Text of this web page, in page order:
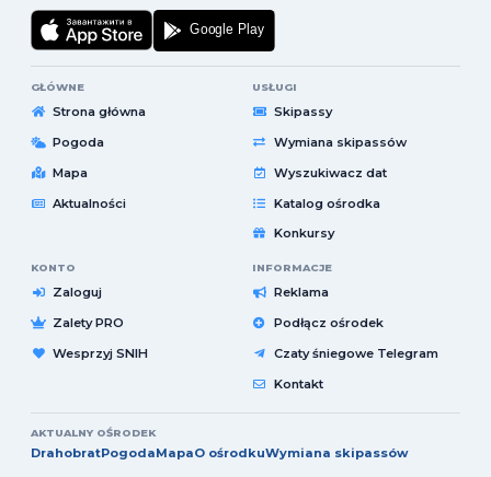
GŁÓWNE
Strona główna
Pogoda
Mapa
Aktualności
USŁUGI
Skipassy
Wymiana skipassów
Wyszukiwacz dat
Katalog ośrodka
Konkursy
KONTO
Zaloguj
Zalety PRO
Wesprzyj SNIH
INFORMACJE
Reklama
Podłącz ośrodek
Czaty śniegowe Telegram
Kontakt
AKTUALNY OŚRODEK
DrahobratPogodaMapaO ośrodkuWymiana skipassów